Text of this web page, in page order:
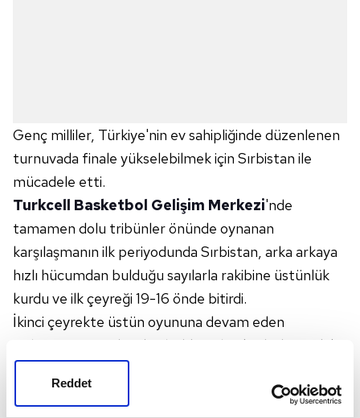
Reddet
Genç milliler, Türkiye'nin ev sahipliğinde düzenlenen
turnuvada finale yükselebilmek için Sırbistan ile
mücadele etti.
Turkcell Basketbol Gelişim Merkezi'nde
tamamen dolu tribünler önünde oynanan
karşılaşmanın ilk periyodunda Sırbistan, arka arkaya
hızlı hücumdan bulduğu sayılarla rakibine üstünlük
kurdu ve ilk çeyreği 19-16 önde bitirdi.
İkinci çeyrekte üstün oyununa devam eden
Sırbistan, pota altından bulduğu basketlerle aradaki
farkı açarak soyunma odasına 40-32 önde gitti.
İkinci yarıda taraftar desteğini arkasına alan Türkiye,